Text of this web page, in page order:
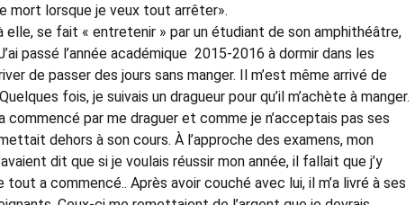
mort lorsque je veux tout arrêter».
elle, se fait « entretenir » par un étudiant de son amphithéâtre,
passé l’année académique 2015-2016 à dormir dans les
de passer des jours sans manger. Il m’est même arrivé de
fois, je suivais un dragueur pour qu’il m’achète à manger.
par me draguer et comme je n’acceptais pas ses
dehors à son cours. À l’approche des examens, mon
dit que si je voulais réussir mon année, il fallait que j’y
a commencé.. Après avoir couché avec lui, il m’a livré à ses